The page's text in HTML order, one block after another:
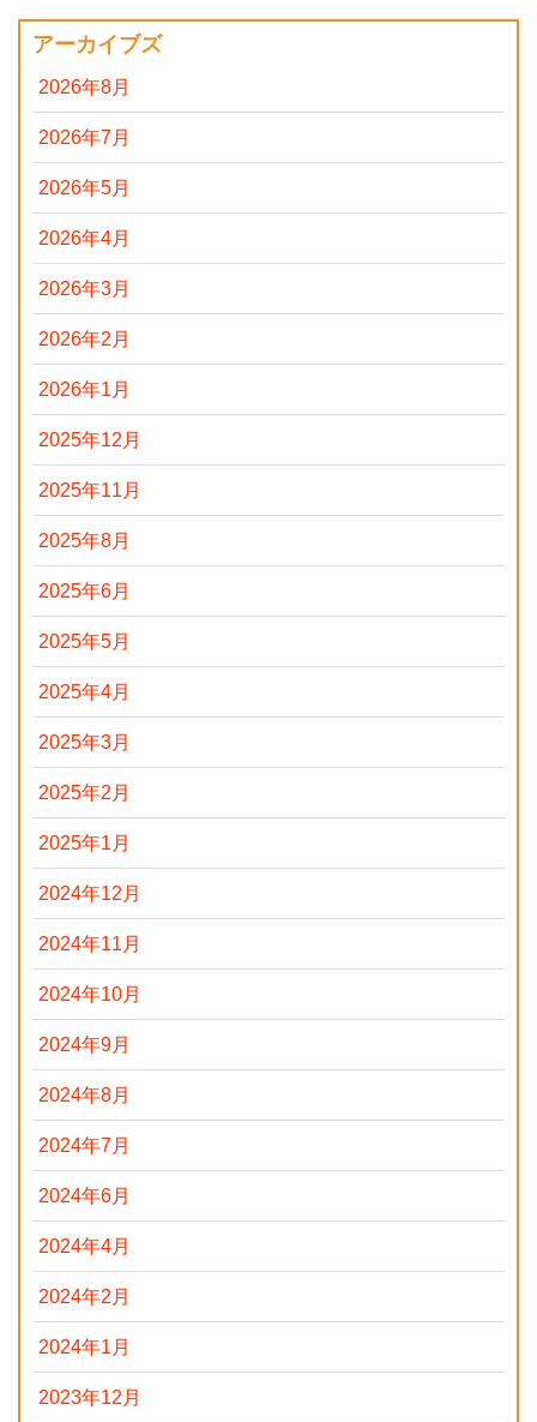
アーカイブズ
2026年8月
2026年7月
2026年5月
2026年4月
2026年3月
2026年2月
2026年1月
2025年12月
2025年11月
2025年8月
2025年6月
2025年5月
2025年4月
2025年3月
2025年2月
2025年1月
2024年12月
2024年11月
2024年10月
2024年9月
2024年8月
2024年7月
2024年6月
2024年4月
2024年2月
2024年1月
2023年12月